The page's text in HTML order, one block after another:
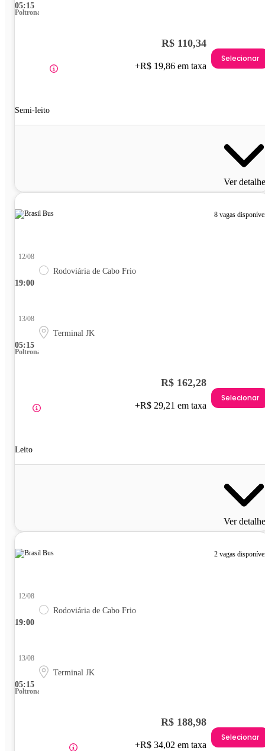
05:15
Poltrona
Semi-leito
R$ 110,34
+R$ 19,86 em taxa
Selecionar
Ver
8 vagas
19:00
12/08
Rodoviária de Cabo Frio
05:15
13/08
Terminal JK
Poltrona
Leito
R$ 162,28
+R$ 29,21 em taxa
Selecionar
Ver
2 vagas
19:00
12/08
Rodoviária de Cabo Frio
05:15
13/08
Terminal JK
Poltrona
R$ 188,98
+R$ 34,02 em taxa
Selecionar